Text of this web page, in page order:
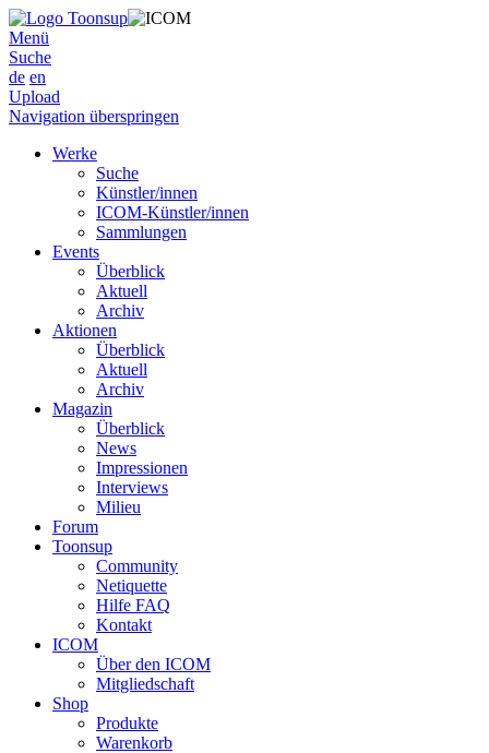
Menü
Suche
de en
Upload
Navigation überspringen
Werke
Suche
Künstler/innen
ICOM-Künstler/innen
Sammlungen
Events
Überblick
Aktuell
Archiv
Aktionen
Überblick
Aktuell
Archiv
Magazin
Überblick
News
Impressionen
Interviews
Milieu
Forum
Toonsup
Community
Netiquette
Hilfe FAQ
Kontakt
ICOM
Über den ICOM
Mitgliedschaft
Shop
Produkte
Warenkorb